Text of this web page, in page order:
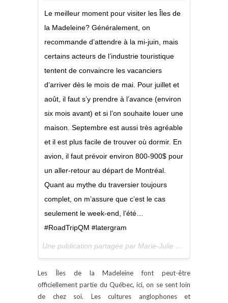
Le meilleur moment pour visiter les Îles de
la Madeleine? Généralement, on
recommande d’attendre à la mi-juin, mais
certains acteurs de l’industrie touristique
tentent de convaincre les vacanciers
d’arriver dès le mois de mai. Pour juillet et
août, il faut s’y prendre à l’avance (environ
six mois avant) et si l’on souhaite louer une
maison. Septembre est aussi très agréable
et il est plus facile de trouver où dormir. En
avion, il faut prévoir environ 800-900$ pour
un aller-retour au départ de Montréal.
Quant au mythe du traversier toujours
complet, on m’assure que c’est le cas
seulement le week-end, l’été…
#RoadTripQM #latergram
Une publication partagée par Marie-Julie G / Taxi-Brousse (@technomade) le
Les Îles de la Madeleine font peut-être
officiellement partie du Québec, ici, on se sent loin
de chez soi. Les cultures anglophones et